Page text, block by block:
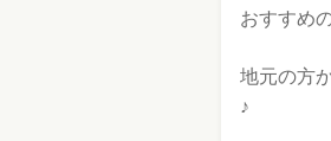
おすすめ
地元の方
♪